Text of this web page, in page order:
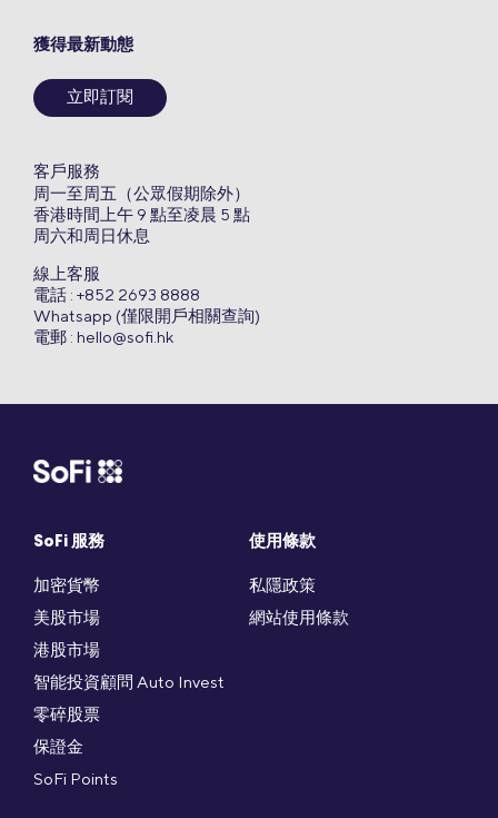
SoFi 服務
加密貨幣
美股市場
港股市場
智能投資顧問 Auto Invest
零碎股票
保證金
SoFi Points
使用條款
私隱政策
網站使用條款
獲得最新動態
立即訂閱
客戶服務
周一至周五（公眾假期除外）
香港時間上午 9 點至凌晨 5 點
周六和周日休息
線上客服
電話 : +852 2693 8888
Whatsapp (僅限開戶相關查詢)
電郵 : hello@sofi.hk